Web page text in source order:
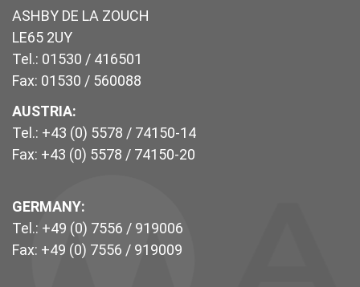
ASHBY DE LA ZOUCH
LE65 2UY
Tel.: 01530 / 416501
Fax: 01530 / 560088
AUSTRIA:
Tel.: +43 (0) 5578 / 74150-14
Fax: +43 (0) 5578 / 74150-20
GERMANY:
Tel.: +49 (0) 7556 / 919006
Fax: +49 (0) 7556 / 919009